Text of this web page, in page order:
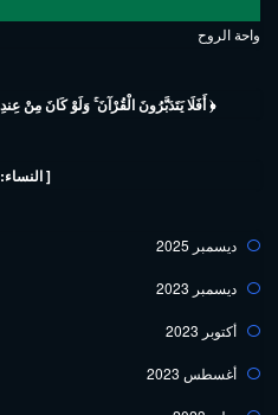
واحة الروح
﴿ أَفَلَا يَتَدَبَّرُونَ الْقُرْآنَ ۚ وَلَوْ كَانَ مِنْ عِندِ
[ النساء: 82]
ديسمبر 2025
ديسمبر 2023
أكتوبر 2023
أغسطس 2023